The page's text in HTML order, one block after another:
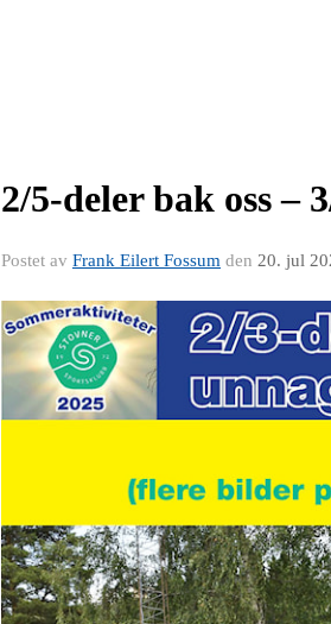
2/5-deler bak oss –
Postet av Frank Eilert Fossum den 20. jul